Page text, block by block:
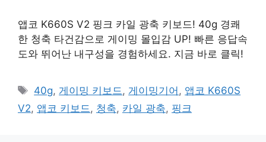
앱코 K660S V2 핑크 카일 광축 키보드! 40g 경쾌
한 청축 타건감으로 게이밍 몰입감 UP! 빠른 응답속
도와 뛰어난 내구성을 경험하세요. 지금 바로 클릭!
태
그
40g, 게이밍 키보드 , 게이밍기어 , 앱코 K660S
V2, 앱코 키보드 , 청축, 카일 광축, 핑크